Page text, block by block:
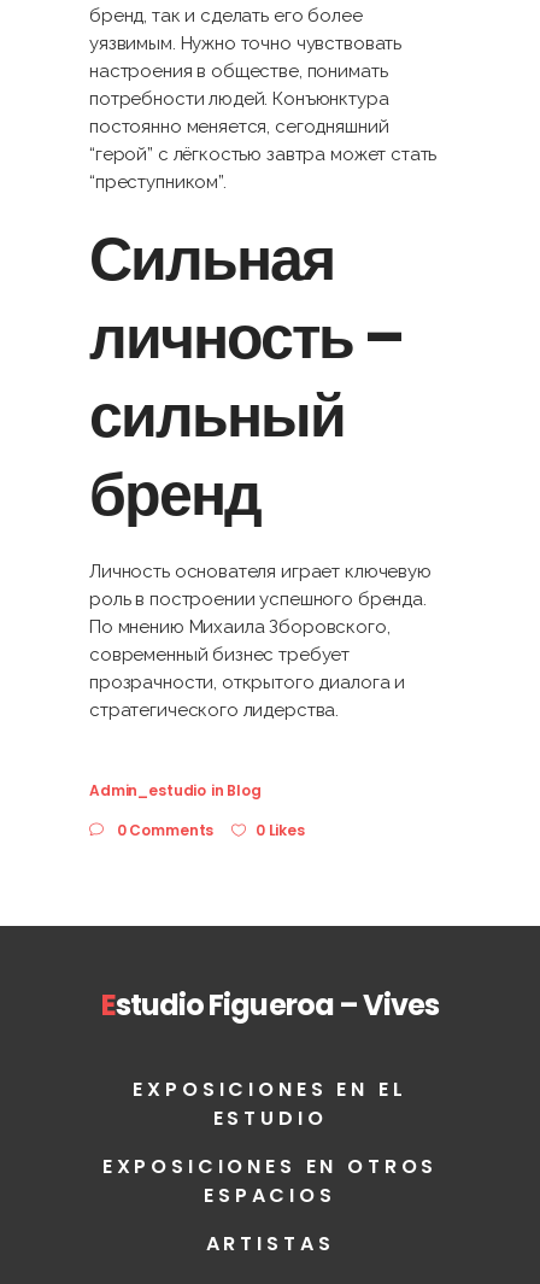
бренд, так и сделать его более
уязвимым. Нужно точно чувствовать
настроения в обществе, понимать
потребности людей. Конъюнктура
постоянно меняется, сегодняшний
“герой” с лёгкостью завтра может стать
“преступником”.
Сильная
личность –
сильный
бренд
Личность основателя играет ключевую
роль в построении успешного бренда.
По мнению Михаила Зборовского,
современный бизнес требует
прозрачности, открытого диалога и
стратегического лидерства.
Admin_estudio in Blog
0 Comments
0 Likes
Estudio Figueroa – Vives
EXPOSICIONES EN EL
ESTUDIO
EXPOSICIONES EN OTROS
ESPACIOS
ARTISTAS